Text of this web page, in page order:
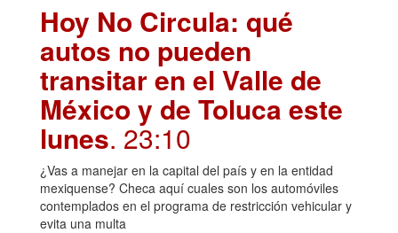
Hoy No Circula: qué
autos no pueden
transitar en el Valle de
México y de Toluca este
lunes. 23:10
¿Vas a manejar en la capital del país y en la entidad
mexiquense? Checa aquí cuales son los automóviles
contemplados en el programa de restricción vehicular y
evita una multa